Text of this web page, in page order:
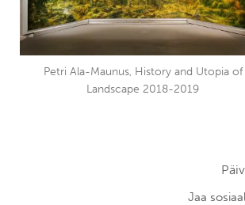
Petri Ala-Maunus, History and Utopia of
Landscape 2018-2019
Jaa